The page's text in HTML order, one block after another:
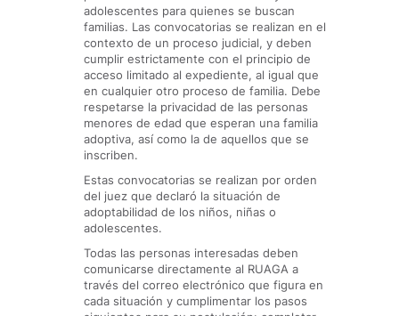
adolescentes para quienes se buscan
familias. Las convocatorias se realizan en el
contexto de un proceso judicial, y deben
cumplir estrictamente con el principio de
acceso limitado al expediente, al igual que
en cualquier otro proceso de familia. Debe
respetarse la privacidad de las personas
menores de edad que esperan una familia
adoptiva, así como la de aquellos que se
inscriben.
Estas convocatorias se realizan por orden
del juez que declaró la situación de
adoptabilidad de los niños, niñas o
adolescentes.
Todas las personas interesadas deben
comunicarse directamente al RUAGA a
través del correo electrónico que figura en
cada situación y cumplimentar los pasos